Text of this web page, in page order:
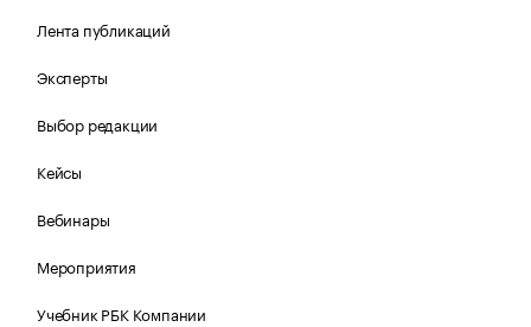
Лента публикаций
Эксперты
Выбор редакции
Кейсы
Вебинары
Мероприятия
Учебник РБК Компании